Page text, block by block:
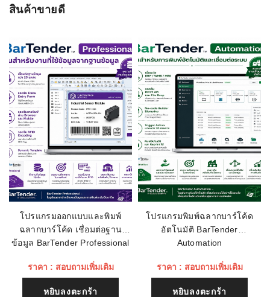
OS (ระบบปฏิบัติ
ผลกลาง):
2.2 GHz
Ram (หน่วยความ
จำหลัก):
4 GB RAM/32 GB Flash pSLC
หน้าจอแสดงผล: 4.3 in. WVGA (800 x 480)
การส่งผ่านข้อมูล: WLAN (WiFi), WPAN (Bluetooth)
รองรับระบบ
สัญญาณ:
GSM/GPRS/EDGE: 850/900/1800/1900
การใช้พลังงาน: Li-Ion: 3.6V, 7000mAh
ปุ่มกด: 58 Key Alpha-Numeric
หนา):
9.4 in. L x 3.5 in. W x 7.4 in. H 240 mm L
ทดสอบการตกพื้น
3.3 ft. (1m) tumbles
WRITE A REVIEW
อีเมลล์
เรทติ่ง
ชื่อหัวข้อรีวิว
เนื้อหา (1500)
สินค้าขายดี
โปรแกรมออกแบบและพิมพ์
ฉลากบาร์โค้ด เชื่อมต่อฐาน
ข้อมูล BarTender Professional
ราคา : สอบถามเพิ่มเติม
หยิบลงตะกร้า
โปรแกรมพิมพ์ฉลากบาร์โค้ด
อัตโนมัติ BarTender
Automation
ราคา : สอบถามเพิ่มเติม
หยิบลงตะกร้า